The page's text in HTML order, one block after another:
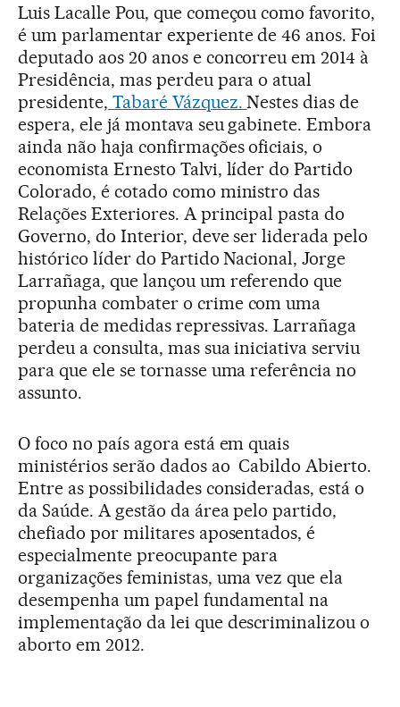
Luis Lacalle Pou, que começou como favorito,
é um parlamentar experiente de 46 anos. Foi
deputado aos 20 anos e concorreu em 2014 à
Presidência, mas perdeu para o atual
presidente, Tabaré Vázquez.Nestes dias de
espera, ele já montava seu gabinete. Embora
ainda não haja confirmações oficiais, o
economista Ernesto Talvi, líder do Partido
Colorado, é cotado como ministro das
Relações Exteriores. A principal pasta do
Governo, do Interior, deve ser liderada pelo
histórico líder do Partido Nacional, Jorge
Larrañaga, que lançou um referendo que
propunha combater o crime com uma
bateria de medidas repressivas. Larrañaga
perdeu a consulta, mas sua iniciativa serviu
para que ele se tornasse uma referência no
assunto.
O foco no país agora está em quais
ministérios serão dados ao Cabildo Abierto.
Entre as possibilidades consideradas, está o
da Saúde. A gestão da área pelo partido,
chefiado por militares aposentados, é
especialmente preocupante para
organizações feministas, uma vez que ela
desempenha um papel fundamental na
implementação da lei que descriminalizou o
aborto em 2012.